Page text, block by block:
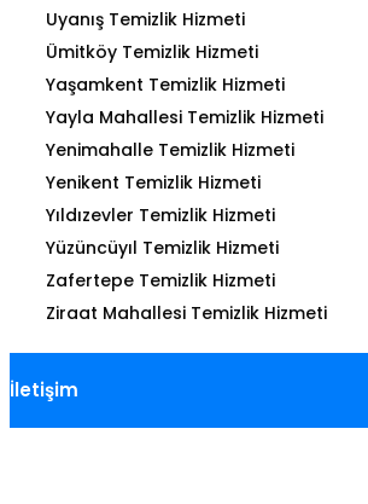
Uyanış Temizlik Hizmeti
Ümitköy Temizlik Hizmeti
Yaşamkent Temizlik Hizmeti
Yayla Mahallesi Temizlik Hizmeti
Yenimahalle Temizlik Hizmeti
Yenikent Temizlik Hizmeti
Yıldızevler Temizlik Hizmeti
Yüzüncüyıl Temizlik Hizmeti
Zafertepe Temizlik Hizmeti
Ziraat Mahallesi Temizlik Hizmeti
İletişim